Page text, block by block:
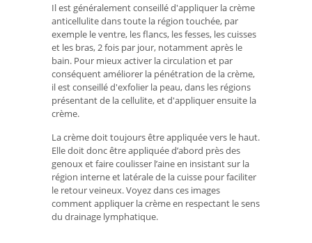
Il est généralement conseillé d'appliquer la crème
anticellulite dans toute la région touchée, par
exemple le ventre, les flancs, les fesses, les cuisses
et les bras, 2 fois par jour, notamment après le
bain. Pour mieux activer la circulation et par
conséquent améliorer la pénétration de la crème,
il est conseillé d'exfolier la peau, dans les régions
présentant de la cellulite, et d'appliquer ensuite la
crème.
La crème doit toujours être appliquée vers le haut.
Elle doit donc être appliquée d’abord près des
genoux et faire coulisser l’aine en insistant sur la
région interne et latérale de la cuisse pour faciliter
le retour veineux. Voyez dans ces images
comment appliquer la crème en respectant le sens
du drainage lymphatique.